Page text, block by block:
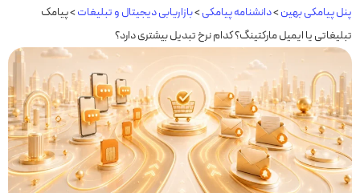
پنل پیامکی بهین>دانشنامه پیامکی>بازاریابی دیجیتال و تبلیغات>پیامک
تبلیغاتی یا ایمیل مارکتینگ؟ کدام نرخ تبدیل بیشتری دارد؟